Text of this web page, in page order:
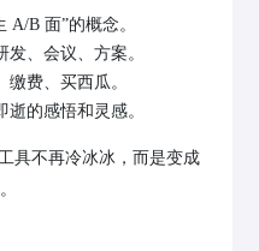
A/B 面”的概念。
发、会议、方案。
缴费、买西瓜。
逝的感悟和灵感。
具不再冷冰冰，而是变成